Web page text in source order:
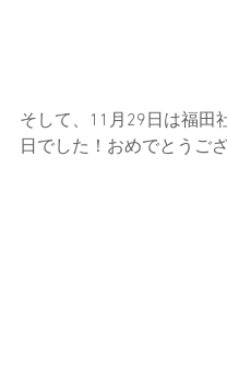
そして、11月29日は福田
日でした！おめでとうご